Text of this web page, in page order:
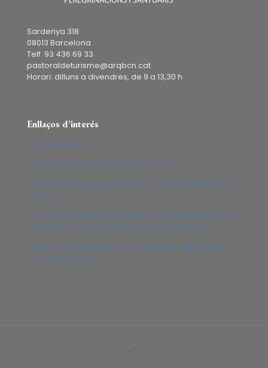
Sardenya 318
08013 Barcelona
Telf. 93 436 69 33
pastoraldeturisme@arqbcn.cat
Horari: dilluns a divendres, de 9 a 13,30 h
Enllaços d’interés
Catalonia Sacra
Església Arxidiocesana de Barcelona
Conferencia Episcopal Española – Departamento de
Turismo
Conferencia Episcopal Española – Departamento de
Santuarios, Peregrinaciones y Piedad Popular
Pontificio Consiglio per la promozione della nuova
evangelizzazione